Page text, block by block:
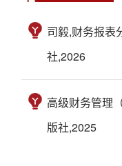
司毅,财务报表
社,2026
高级财务管理
版社,2025